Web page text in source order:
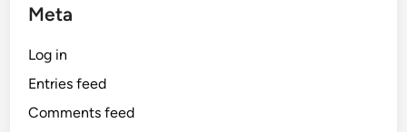
Meta
Log in
Entries feed
Comments feed